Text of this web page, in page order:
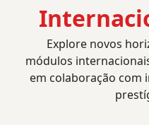
Explore novos
módulos
em colaboração com